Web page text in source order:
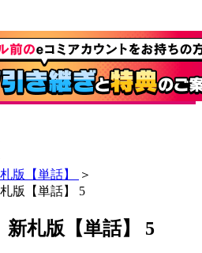
版【単話】
＞
版【単話】 5
札版【単話】 5